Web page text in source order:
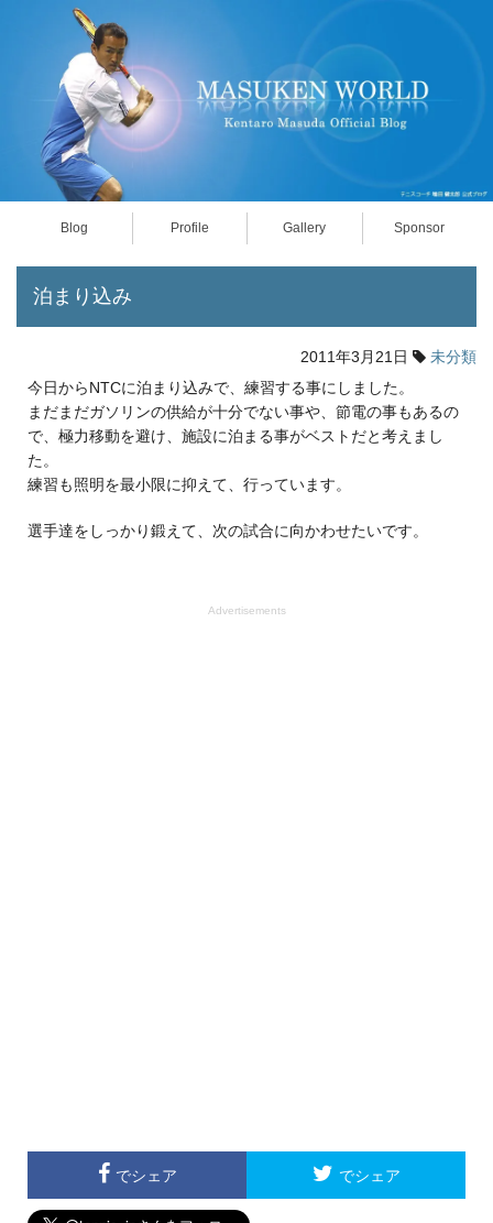
Blog Profile Gallery Sponsor
泊まり込み
2011年3月21日
未分類
今日からNTCに泊まり込みで、練習する事にしました。
まだまだガソリンの供給が十分でない事や、節電の事もあるの
で、極力移動を避け、施設に泊まる事がベストだと考えまし
た。
練習も照明を最小限に抑えて、行っています。
選手達をしっかり鍛えて、次の試合に向かわせたいです。
Advertisements
でシェア でシェア